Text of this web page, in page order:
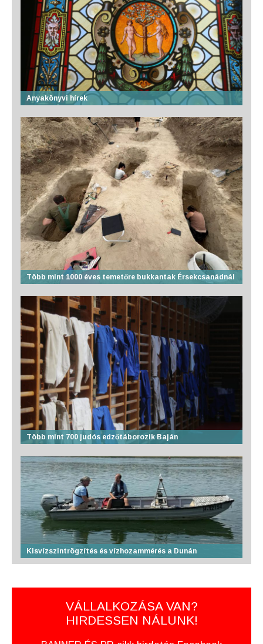
Anyakönyvi hírek
Több mint 1000 éves temetőre bukkantak Érsekcsanádnál
Több mint 700 judós edzőtáborozik Baján
Kisvízszintrögzítés és vízhozammérés a Dunán
VÁLLALKOZÁSA VAN?
HIRDESSEN NÁLUNK!